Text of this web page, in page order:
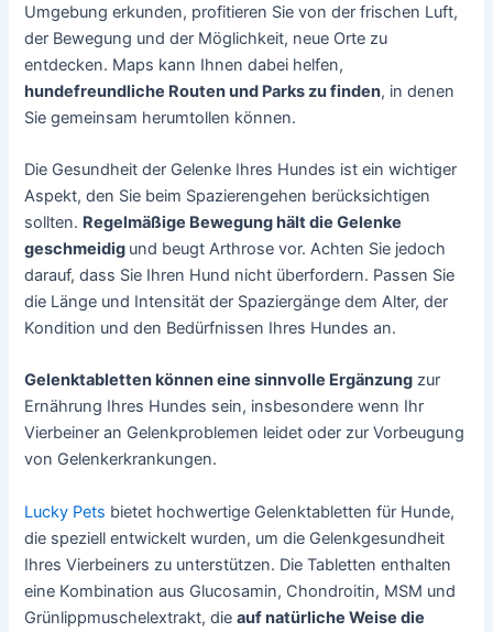
Umgebung erkunden, profitieren Sie von der frischen Luft,
der Bewegung und der Möglichkeit, neue Orte zu
entdecken. Maps kann Ihnen dabei helfen,
hundefreundliche Routen und Parks zu finden, in denen
Sie gemeinsam herumtollen können.
Die Gesundheit der Gelenke Ihres Hundes ist ein wichtiger
Aspekt, den Sie beim Spazierengehen berücksichtigen
sollten. Regelmäßige Bewegung hält die Gelenke
geschmeidig und beugt Arthrose vor. Achten Sie jedoch
darauf, dass Sie Ihren Hund nicht überfordern. Passen Sie
die Länge und Intensität der Spaziergänge dem Alter, der
Kondition und den Bedürfnissen Ihres Hundes an.
Gelenktabletten können eine sinnvolle Ergänzung zur
Ernährung Ihres Hundes sein, insbesondere wenn Ihr
Vierbeiner an Gelenkproblemen leidet oder zur Vorbeugung
von Gelenkerkrankungen.
Lucky Pets bietet hochwertige Gelenktabletten für Hunde,
die speziell entwickelt wurden, um die Gelenkgesundheit
Ihres Vierbeiners zu unterstützen. Die Tabletten enthalten
eine Kombination aus Glucosamin, Chondroitin, MSM und
Grünlippmuschelextrakt, dieauf natürliche Weise die